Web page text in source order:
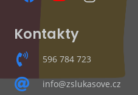
Kontakty
596 784 723
info@zslukasove.cz